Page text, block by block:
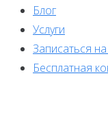
Блог
Услуги
Записаться
Бесплатная